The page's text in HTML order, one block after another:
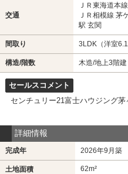
交通
ＪＲ東海道本
ＪＲ相模線 茅
駅 玄関
間取り 3LDK（洋室
構造/階数 木造/地上3階建
セールスコメント
センチュリー21富士ハウジング
詳細情報
完成年 2026年9月築
土地面積 62m²